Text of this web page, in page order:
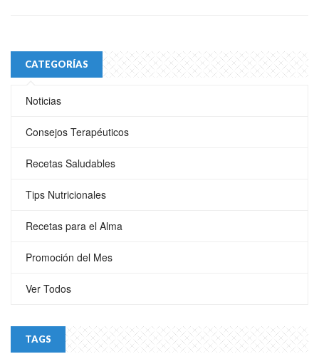
CATEGORÍAS
Noticias
Consejos Terapéuticos
Recetas Saludables
Tips Nutricionales
Recetas para el Alma
Promoción del Mes
Ver Todos
TAGS